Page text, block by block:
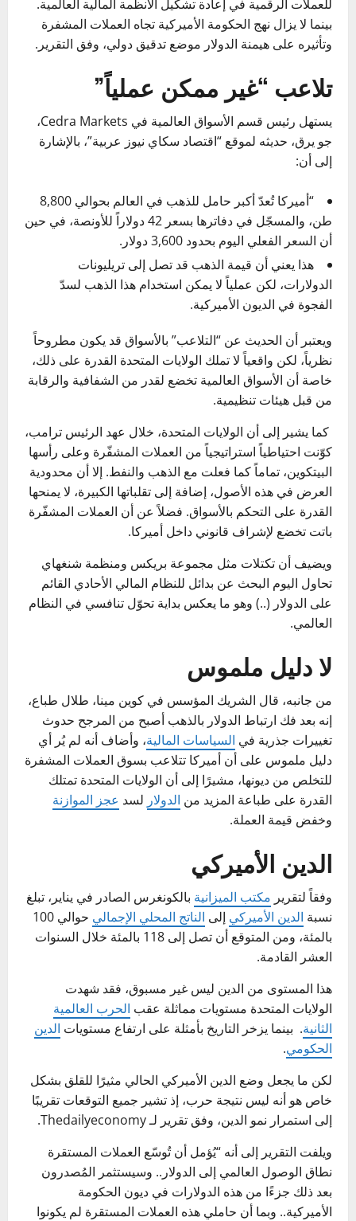
للعملات الرقمية في إعادة تشكيل الأنظمة المالية العالمية.
بينما لا يزال نهج الحكومة الأميركية تجاه العملات المشفرة
وتأثيره على هيمنة الدولار موضع تدقيق دولي، وفق التقرير.
تلاعب “غير ممكن عملياً”
يستهل رئيس قسم الأسواق العالمية في Cedra Markets،
جو يرق، حديثه لموقع “اقتصاد سكاي نيوز عربية”، بالإشارة
إلى أن:
“أميركا تُعدّ أكبر حامل للذهب في العالم بحوالي 8,800
طن، والمسجّل في دفاترها بسعر 42 دولاراً للأونصة، في حين
أن السعر الفعلي اليوم بحدود 3,600 دولار.
هذا يعني أن قيمة الذهب قد تصل إلى تريليونات
الدولارات، لكن عملياً لا يمكن استخدام هذا الذهب لسدّ
الفجوة في الديون الأميركية.
ويعتبر أن الحديث عن “التلاعب” بالأسواق قد يكون مطروحاً
نظرياً، لكن واقعياً لا تملك الولايات المتحدة القدرة على ذلك،
خاصة أن الأسواق العالمية تخضع لقدر من الشفافية والرقابة
من قبل هيئات تنظيمية.
كما يشير إلى أن الولايات المتحدة، خلال عهد الرئيس ترامب،
كوّنت احتياطياً استراتيجياً من العملات المشفّرة وعلى رأسها
البيتكوين، تماماً كما فعلت مع الذهب والنفط. إلا أن محدودية
العرض في هذه الأصول، إضافة إلى تقلباتها الكبيرة، لا يمنحها
القدرة على التحكم بالأسواق. فضلاً عن أن العملات المشفّرة
باتت تخضع لإشراف قانوني داخل أميركا.
ويضيف أن تكتلات مثل مجموعة بريكس ومنظمة شنغهاي
تحاول اليوم البحث عن بدائل للنظام المالي الأحادي القائم
على الدولار (..) وهو ما يعكس بداية تحوّل تنافسي في النظام
العالمي.
لا دليل ملموس
من جانبه، قال الشريك المؤسس في كوين مينا، طلال طباع،
إنه بعد فك ارتباط الدولار بالذهب أصبح من المرجح حدوث
تغييرات جذرية في السياسات المالية، وأضاف أنه لم يُر أي
دليل ملموس على أن أميركا تتلاعب بسوق العملات المشفرة
للتخلص من ديونها، مشيرًا إلى أن الولايات المتحدة تمتلك
القدرة على طباعة المزيد من الدولار لسد عجز الموازنة
وخفض قيمة العملة.
الدين الأميركي
وفقاً لتقرير مكتب الميزانية بالكونغرس الصادر في يناير، تبلغ
نسبة الدين الأميركي إلى الناتج المحلي الإجمالي
حوالي 100
بالمئة، ومن المتوقع أن تصل إلى 118 بالمئة خلال السنوات
العشر القادمة.
هذا المستوى من الدين ليس غير مسبوق، فقد شهدت
الولايات المتحدة مستويات مماثلة عقب الحرب العالمية
الثانية. بينما يزخر التاريخ بأمثلة على ارتفاع مستويات الدين
الحكومي.
لكن ما يجعل وضع الدين الأميركي الحالي مثيرًا للقلق بشكل
خاص هو أنه ليس نتيجة حرب، إذ تشير جميع التوقعات تقريبًا
إلى استمرار نمو الدين، وفق تقرير لـ Thedailyeconomy.
ويلفت التقرير إلى أنه “يُؤمل أن تُوسّع العملات المستقرة
نطاق الوصول العالمي إلى الدولار.. وسيستثمر المُصدرون
بعد ذلك جزءًا من هذه الدولارات في ديون الحكومة
الأميركية.. وبما أن حاملي هذه العملات المستقرة لم يكونوا